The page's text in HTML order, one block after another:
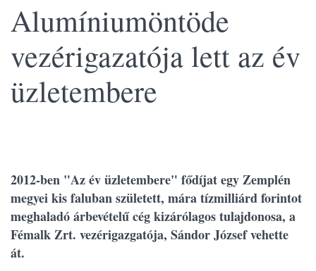
Alumíniumöntöde
vezérigazatója lett az év
üzletembere
2012-ben "Az év üzletembere" fődíjat egy Zemplén
megyei kis faluban született, mára tízmilliárd forintot
meghaladó árbevételű cég kizárólagos tulajdonosa, a
Fémalk Zrt. vezérigazgatója, Sándor József vehette
át.